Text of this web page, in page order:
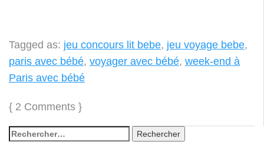
Tagged as: jeu concours lit bebe, jeu voyage bebe,
paris avec bébé, voyager avec bébé, week-end à
Paris avec bébé
{ 2 Comments }